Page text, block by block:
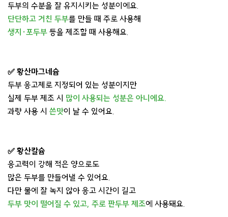
두부의 수분을 잘 유지시키는 성분이에요.
단단하고 거친 두부를 만들 때 주로 사용해
생지·포두부 등을 제조할 때 사용해요.
✅ 황산마그네슘
두부 응고제로 지정되어 있는 성분이지만
실제 두부 제조 시 많이 사용되는 성분은 아니에요.
과량 사용 시 쓴맛이 날 수 있어요.
✅ 황산칼슘
응고력이 강해 적은 양으로도
많은 두부를 만들어낼 수 있어요.
다만 물에 잘 녹지 않아 응고 시간이 길고
두부 맛이 떨어질 수 있고, 주로 판두부 제조에 사용돼요.